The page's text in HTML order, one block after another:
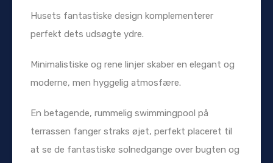
Husets fantastiske design komplementerer
perfekt dets udsøgte ydre.
Minimalistiske og rene linjer skaber en elegant og
moderne, men hyggelig atmosfære.
En betagende, rummelig swimmingpool på
terrassen fanger straks øjet, perfekt placeret til
at se de fantastiske solnedgange over bugten og